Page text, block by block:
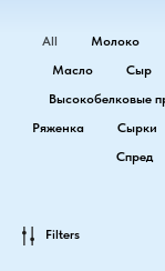
All Молоко
Масло
Сыр
Высокобелковые
Ряженка
Сырки
Спред
Filters